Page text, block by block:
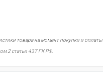
товара на момент покупки и оплаты.
2 статьи 437 ГК РФ.